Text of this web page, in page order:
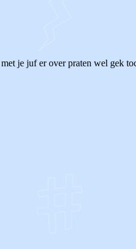
je juf er over praten wel gek